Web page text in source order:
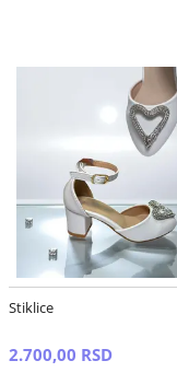
Stiklice
2.700,00 RSD